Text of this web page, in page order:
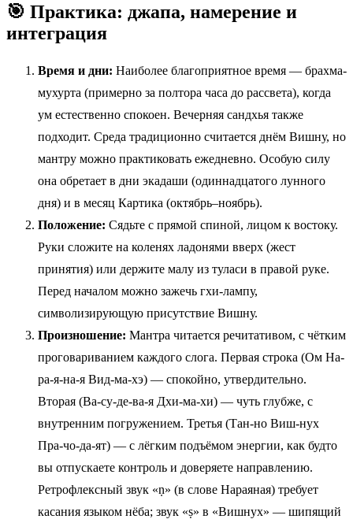
🎯 Практика: джапа, намерение и
интеграция
Время и дни: Наиболее благоприятное время — брахма-
мухурта (примерно за полтора часа до рассвета), когда
ум естественно спокоен. Вечерняя сандхья также
подходит. Среда традиционно считается днём Вишну, но
мантру можно практиковать ежедневно. Особую силу
она обретает в дни экадаши (одиннадцатого лунного
дня) и в месяц Картика (октябрь–ноябрь).
Положение: Сядьте с прямой спиной, лицом к востоку.
Руки сложите на коленях ладонями вверх (жест
принятия) или держите малу из туласи в правой руке.
Перед началом можно зажечь гхи-лампу,
символизирующую присутствие Вишну.
Произношение: Мантра читается речитативом, с чётким
проговариванием каждого слога. Первая строка (Ом На-
ра-я-на-я Вид-ма-хэ) — спокойно, утвердительно.
Вторая (Ва-су-де-ва-я Дхи-ма-хи) — чуть глубже, с
внутренним погружением. Третья (Тан-но Виш-нух
Пра-чо-да-ят) — с лёгким подъёмом энергии, как будто
вы отпускаете контроль и доверяете направлению.
Ретрофлексный звук «ṇ» (в слове Нараяная) требует
касания языком нёба; звук «ṣ» в «Вишнух» — шипящий